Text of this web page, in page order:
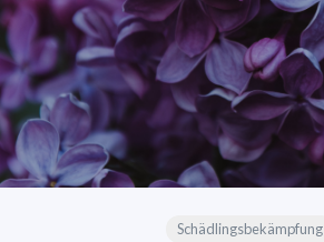
Schädlingsbekämpfung